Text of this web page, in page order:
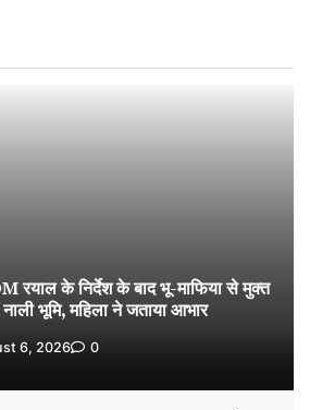
रयाल के निर्देश के बाद भू-माफिया से मुक्त
भूमि, महिला ने जताया आभार
6, 2026 0